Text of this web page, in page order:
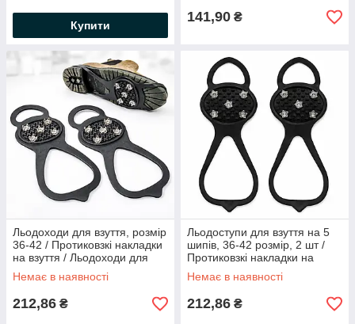
Купити
141,90 ₴
Льодоходи для взуття, розмір
36-42 / Протиковзкі накладки
на взуття / Льодоходи для
взуття
Немає в наявності
212,86 ₴
Льодоступи для взуття на 5
шипів, 36-42 розмір, 2 шт /
Протиковзкі накладки на
взуття / Льодоходи для взуття
Немає в наявності
212,86 ₴